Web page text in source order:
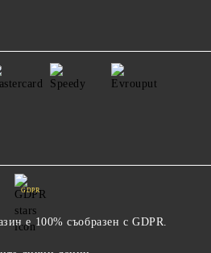
GDPR
е 100% съобразен с GDPR.